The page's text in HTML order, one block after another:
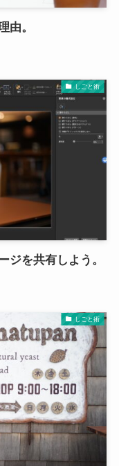
由。
しごと術
ジを共有しよう。
しごと術